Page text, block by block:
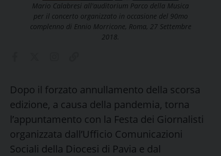
Mario Calabresi all'auditorium Parco della Musica
per il concerto organizzato in occasione del 90mo
complenno di Ennio Morricone, Roma, 27 Settembre
2018.
Dopo il forzato annullamento della scorsa
edizione, a causa della pandemia, torna
l’appuntamento con la Festa dei Giornalisti
organizzata dall’Ufficio Comunicazioni
Sociali della Diocesi di Pavia e dal